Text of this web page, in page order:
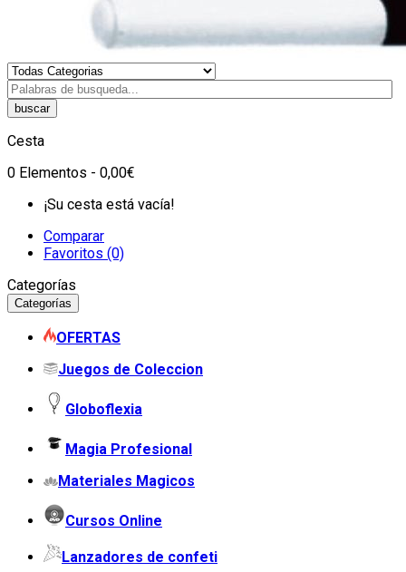
buscar
Cesta
0 Elementos - 0,00€
¡Su cesta está vacía!
Comparar
Favoritos (0)
Categorías
Categorías
OFERTAS
Juegos de Coleccion
Globoflexia
Magia Profesional
Materiales Magicos
Cursos Online
Lanzadores de confeti